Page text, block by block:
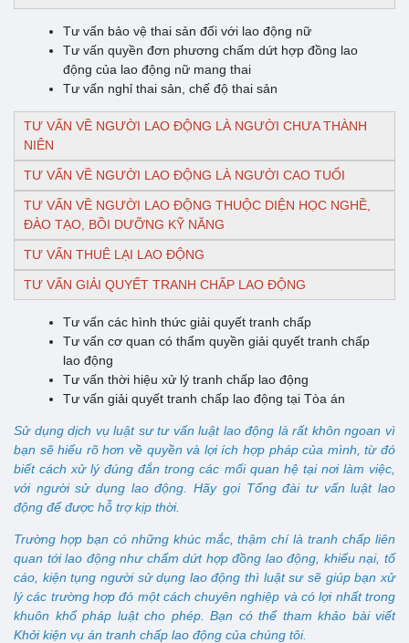
Tư vấn bảo vệ thai sản đối với lao động nữ
Tư vấn quyền đơn phương chấm dứt hợp đồng lao
động của lao động nữ mang thai
Tư vấn nghỉ thai sản, chế độ thai sản
TƯ VẤN VỀ NGƯỜI LAO ĐỘNG LÀ NGƯỜI CHƯA THÀNH
NIÊN
TƯ VẤN VỀ NGƯỜI LAO ĐỘNG LÀ NGƯỜI CAO TUỔI
TƯ VẤN VỀ NGƯỜI LAO ĐỘNG THUỘC DIỆN HỌC NGHỀ,
ĐÀO TẠO, BỒI DƯỠNG KỸ NĂNG
TƯ VẤN THUÊ LẠI LAO ĐỘNG
TƯ VẤN GIẢI QUYẾT TRANH CHẤP LAO ĐỘNG
Tư vấn các hình thức giải quyết tranh chấp
Tư vấn cơ quan có thẩm quyền giải quyết tranh chấp
lao động
Tư vấn thời hiệu xử lý tranh chấp lao động
Tư vấn giải quyết tranh chấp lao động tại Tòa án
Sử dụng dịch vụ luật sư tư vấn luật lao động là rất khôn ngoan vì
bạn sẽ hiểu rõ hơn về quyền và lợi ích hợp pháp của mình, từ đó
biết cách xử lý đúng đắn trong các mối quan hệ tại nơi làm việc,
với người sử dụng lao động. Hãy gọi Tổng đài tư vấn luật lao
động để được hỗ trợ kịp thời.
Trường hợp bạn có những khúc mắc, thậm chí là tranh chấp liên
quan tới lao động như chấm dứt hợp đồng lao động, khiếu nại, tố
cáo, kiện tụng người sử dụng lao động thì luật sư sẽ giúp bạn xử
lý các trường hợp đó một cách chuyên nghiệp và có lợi nhất trong
khuôn khổ pháp luật cho phép. Bạn có thể tham khảo bài viết
Khởi kiện vụ án tranh chấp lao động của chúng tôi.